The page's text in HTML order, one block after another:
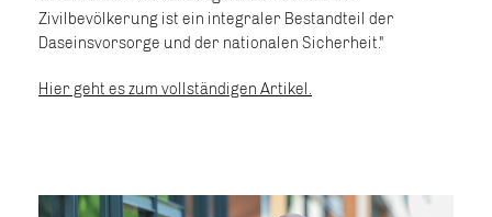
Zivilbevölkerung ist ein integraler Bestandteil der
Daseinsvorsorge und der nationalen Sicherheit."
Hier geht es zum vollständigen Artikel.